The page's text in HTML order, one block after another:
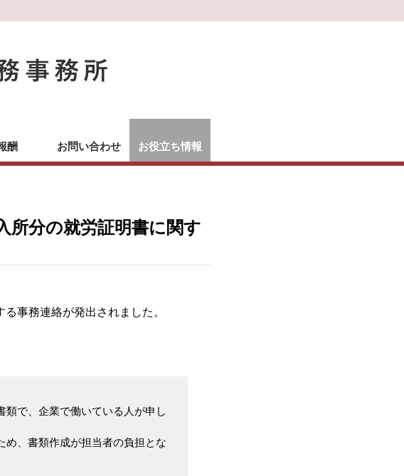
酬 お問い合わせ お役立ち情報
所分の就労証明書に関す
事務連絡が発出されました。
で、企業で働いている人が申し
め、書類作成が担当者の負担とな